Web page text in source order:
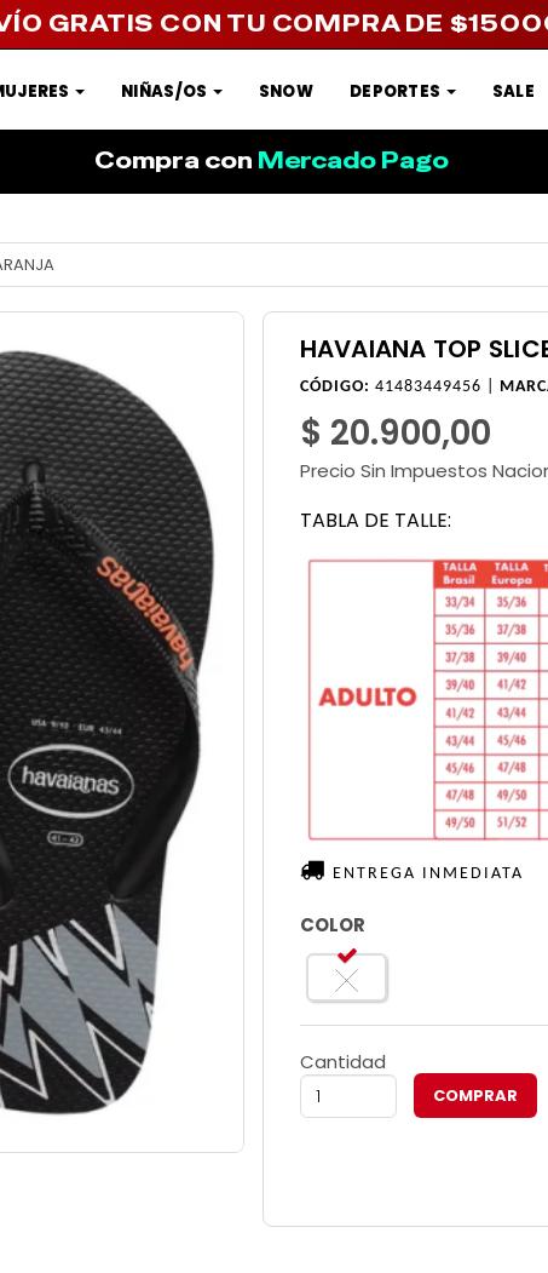
NIÑAS/OS SNOW DEPORTES SALE
GRATIS CON TU COMPRA DE
Compra con Mercado Pago
HAVAIANA TOP
CÓDIGO: 41483449456 |
$ 20.900,00
Precio Sin Impuestos
TABLA DE TALLE:
ENTREGA INMEDIATA
COLOR
Cantidad